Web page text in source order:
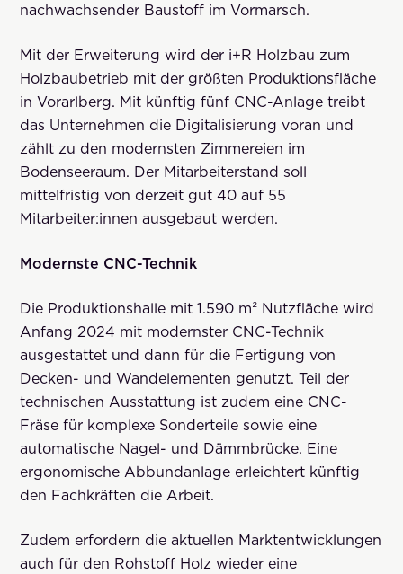
nachwachsender Baustoff im Vormarsch.
Mit der Erweiterung wird der i+R Holzbau zum
Holzbaubetrieb mit der größten Produktionsfläche
in Vorarlberg. Mit künftig fünf CNC-Anlage treibt
das Unternehmen die Digitalisierung voran und
zählt zu den modernsten Zimmereien im
Bodenseeraum. Der Mitarbeiterstand soll
mittelfristig von derzeit gut 40 auf 55
Mitarbeiter:innen ausgebaut werden.
Modernste CNC-Technik
Die Produktionshalle mit 1.590 m² Nutzfläche wird
Anfang 2024 mit modernster CNC-Technik
ausgestattet und dann für die Fertigung von
Decken- und Wandelementen genutzt. Teil der
technischen Ausstattung ist zudem eine CNC-
Fräse für komplexe Sonderteile sowie eine
automatische Nagel- und Dämmbrücke. Eine
ergonomische Abbundanlage erleichtert künftig
den Fachkräften die Arbeit.
Zudem erfordern die aktuellen Marktentwicklungen
auch für den Rohstoff Holz wieder eine